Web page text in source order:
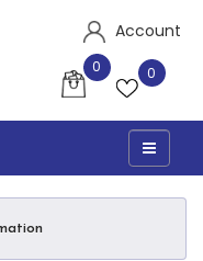
Account
0 0